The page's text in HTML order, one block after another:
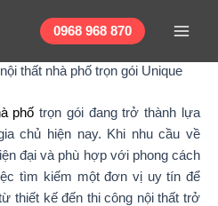
0968 968 870
thất nhà phố trọn gói Unique
phố trọn gói đang trở thành lựa
chủ hiện nay. Khi nhu cầu về
đại và phù hợp với phong cách
tìm kiếm một đơn vị uy tín để
thiết kế đến thi công nội thất trở